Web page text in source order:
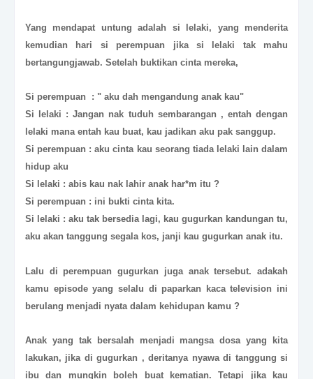
Yang mendapat untung adalah si lelaki, yang menderita
kemudian hari si perempuan jika si lelaki tak mahu
bertangungjawab. Setelah buktikan cinta mereka,
Si perempuan : " aku dah mengandung anak kau"
Si lelaki : Jangan nak tuduh sembarangan , entah dengan
lelaki mana entah kau buat, kau jadikan aku pak sanggup.
Si perempuan : aku cinta kau seorang tiada lelaki lain dalam
hidup aku
Si lelaki : abis kau nak lahir anak har*m itu ?
Si perempuan : ini bukti cinta kita.
Si lelaki : aku tak bersedia lagi, kau gugurkan kandungan tu,
aku akan tanggung segala kos, janji kau gugurkan anak itu.
Lalu di perempuan gugurkan juga anak tersebut. adakah
kamu episode yang selalu di paparkan kaca television ini
berulang menjadi nyata dalam kehidupan kamu ?
Anak yang tak bersalah menjadi mangsa dosa yang kita
lakukan, jika di gugurkan , deritanya nyawa di tanggung si
ibu dan mungkin boleh buat kematian. Tetapi jika kau